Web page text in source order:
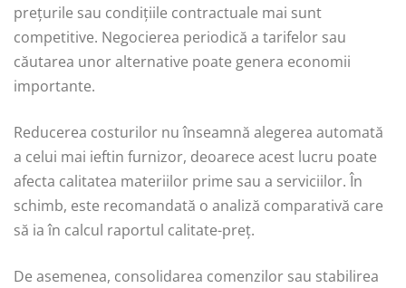
prețurile sau condițiile contractuale mai sunt
competitive. Negocierea periodică a tarifelor sau
căutarea unor alternative poate genera economii
importante.
Reducerea costurilor nu înseamnă alegerea automată
a celui mai ieftin furnizor, deoarece acest lucru poate
afecta calitatea materiilor prime sau a serviciilor. În
schimb, este recomandată o analiză comparativă care
să ia în calcul raportul calitate-preț.
De asemenea, consolidarea comenzilor sau stabilirea